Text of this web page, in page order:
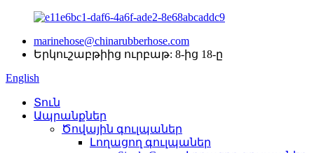
marinehose@chinarubberhose.com
Երկուշաբթիից ուրբաթ: 8-ից 18-ը
English
Տուն
Ապրանքներ
Ծովային գուլպաներ
Լողացող գուլպաներ